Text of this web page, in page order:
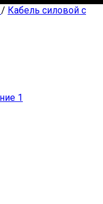
/ Кабель силовой с